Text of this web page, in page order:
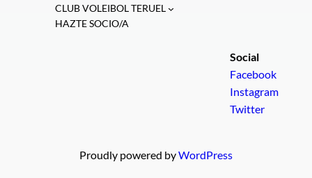
CLUB VOLEIBOL TERUEL
HAZTE SOCIO/A
Social
Facebook
Instagram
Twitter
Proudly powered byWordPress